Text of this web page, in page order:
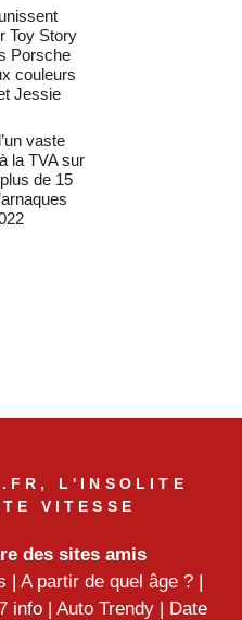
Toy Story
Porsche
couleurs
Jessie
vaste
la TVA sur
de 15
L'INSOLITE
VITESSE
des sites amis
| A partir de quel âge ? |
info | Auto Trendy | Date